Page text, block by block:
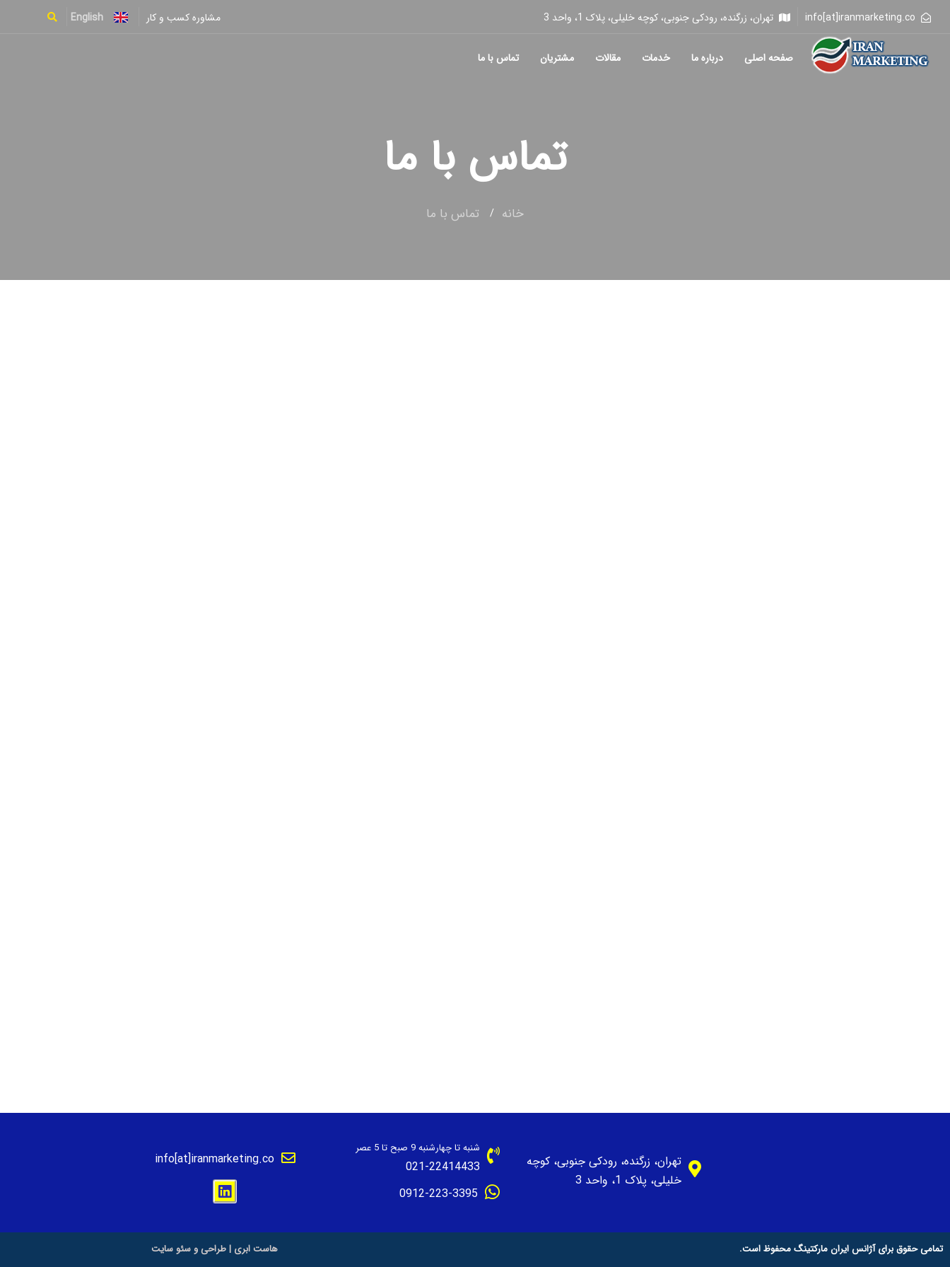
info[at]iranmarketing.co تهران، زرگنده، رودکی جنوبی، کوچه خلیلی، پلاک 1، واحد 3 مشاوره کسب و کار English
صفحه اصلی درباره ما خدمات مقالات مشتریان تماس با ما
تماس با ما
خانه تماس با ما
تهران، زرگنده، رودکی جنوبی، کوچه
خلیلی، پلاک 1، واحد 3
شنبه تا چهارشنبه 9 صبح تا 5 عصر
021-22414433
0912-223-3395
info[at]iranmarketing.co
تمامی حقوق برای آژانس ایران مارکتینگ محفوظ است. هاست ابری |طراحی و سئو سایت